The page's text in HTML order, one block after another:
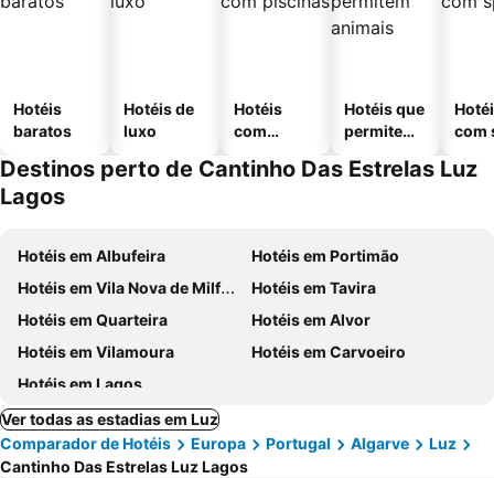
Hotéis
baratos
Hotéis de
luxo
Hotéis
com
Hotéis que
permitem
com
Destinos perto de Cantinho Das Estrelas Luz
Lagos
Hotéis em Albufeira
Hotéis em Portimão
Hotéis em Vila Nova de Milfontes
Hotéis em Tavira
Hotéis em Quarteira
Hotéis em Alvor
Hotéis em Vilamoura
Hotéis em Carvoeiro
Hotéis em Lagos
Ver todas as estadias em Luz
Comparador de Hotéis
Europa Portugal Algarve
Luz
Cantinho Das Estrelas Luz Lagos